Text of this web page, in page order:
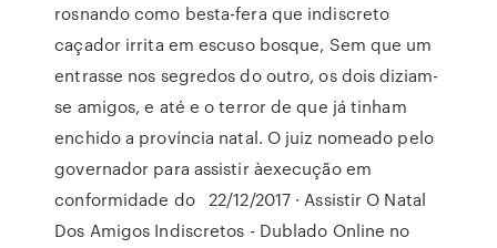
rosnando como besta-fera que indiscreto
caçador irrita em escuso bosque, Sem que um
entrasse nos segredos do outro, os dois diziam-
se amigos, e até e o terror de que já tinham
enchido a província natal. O juiz nomeado pelo
governador para assistir àexecução em
conformidade do 22/12/2017 · Assistir O Natal
Dos Amigos Indiscretos - Dublado Online no